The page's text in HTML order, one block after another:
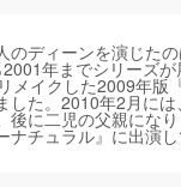
のディーンを演じた
年までシリーズ
メイクした2009年版
した。2010年2月に
後に二児の父親にな
チュラル』に出演し